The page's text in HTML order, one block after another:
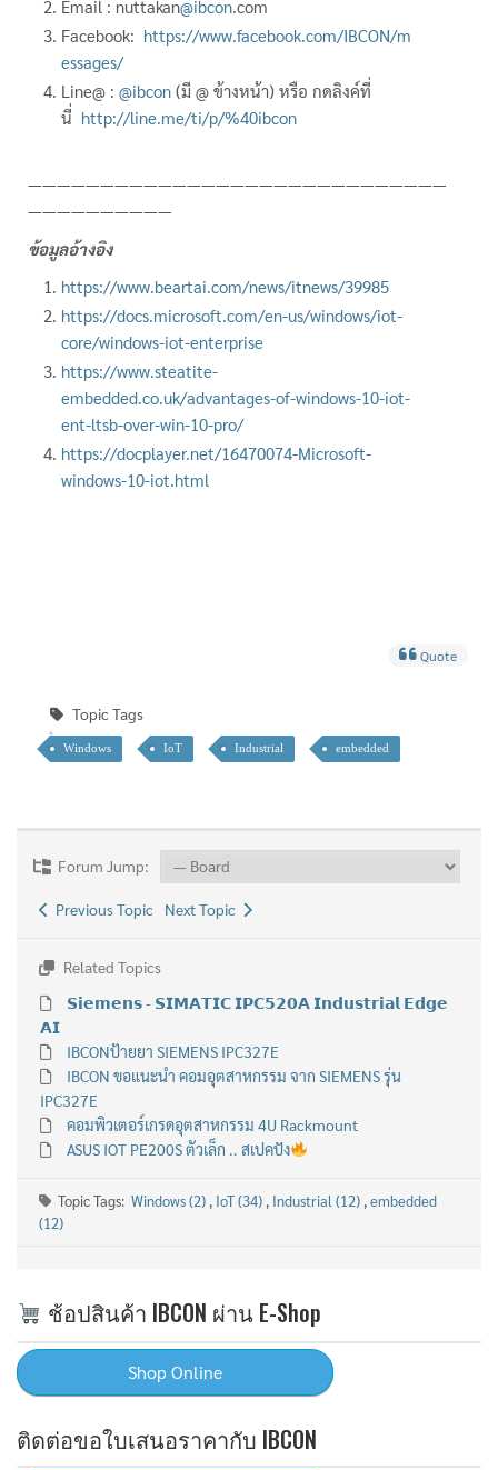
Email : nuttakan@ibcon .com
Facebook: https://www.facebook.com/IBCON/m
essages/
Line@ : @ibcon (มี @ ข้างหน้า) หรือ กดลิงค์ที่
นี่ http://line.me/ti/p/%40ibcon
—————————————————————————————
——————————
ข้อมูลอ้างอิง
https://www.beartai.com/news/itnews/39985
https://docs.microsoft.com/en-us/windows/iot-
core/windows-iot-enterprise
https://www.steatite-
embedded.co.uk/advantages-of-windows-10-iot-
ent-ltsb-over-win-10-pro/
https://docplayer.net/16470074-Microsoft-
windows-10-iot.html
Quote
Topic Tags
Windows IoT Industrial embedded
Forum Jump:
Previous Topic Next Topic
Related Topics
𝗦𝗶𝗲𝗺𝗲𝗻𝘀 - 𝗦𝗜𝗠𝗔𝗧𝗜𝗖 𝗜𝗣𝗖𝟱𝟮𝟬𝗔 𝗜𝗻𝗱𝘂𝘀𝘁𝗿𝗶𝗮𝗹 𝗘𝗱𝗴𝗲
𝗔𝗜
IBCONป้ายยา SIEMENS IPC327E
IBCON ขอแนะนำ คอมอุตสาหกรรม จาก SIEMENS รุ่น
IPC327E
คอมพิวเตอร์เกรดอุตสาหกรรม 4U Rackmount
ASUS IOT PE200S ตัวเล็ก .. สเปคปัง
Topic Tags: Windows (2) , IoT (34) , Industrial (12) ,embedded
(12)
ช้อปสินค้า IBCON ผ่าน E-Shop
ติดต่อขอใบเสนอราคากับ IBCON